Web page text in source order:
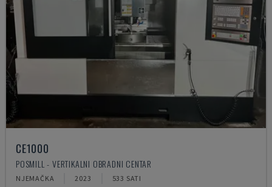
CE1000
POSMILL - VERTIKALNI OBRADNI CENTAR
NJEMAČKA 2023 533 SATI